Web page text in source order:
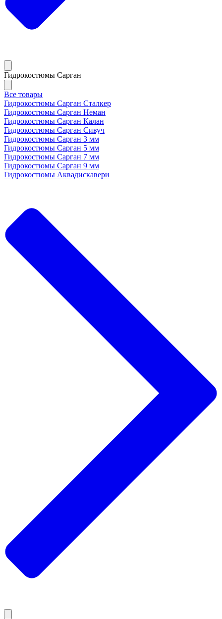
Гидрокостюмы Сарган
Все товары
Гидрокостюмы Сарган Сталкер
Гидрокостюмы Сарган Неман
Гидрокостюмы Сарган Калан
Гидрокостюмы Сарган Сивуч
Гидрокостюмы Сарган 3 мм
Гидрокостюмы Сарган 5 мм
Гидрокостюмы Сарган 7 мм
Гидрокостюмы Сарган 9 мм
Гидрокостюмы Аквадискавери